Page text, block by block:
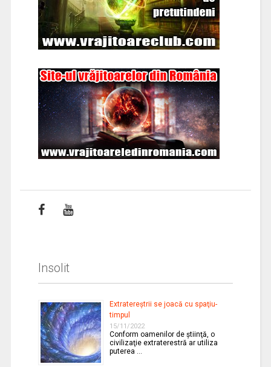
Insolit
Extratereştrii se joacă cu spaţiu-
timpul
15/11/2022
Conform oamenilor de ştiinţă, o
civilizaţie extraterestră ar utiliza
puterea …